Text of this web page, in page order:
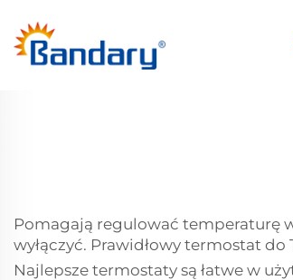
Pomagają regulować temperaturę
wyłączyć. Prawidłowy termostat
Najlepsze termostaty są łatwe w